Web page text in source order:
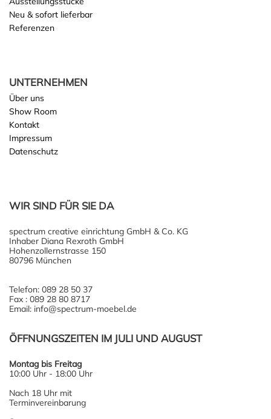
Neu & sofort lieferbar
Referenzen
UNTERNEHMEN
Über uns
Show Room
Kontakt
Impressum
Datenschutz
WIR SIND FÜR SIE DA
spectrum creative einrichtung GmbH & Co. KG
Inhaber Diana Rexroth GmbH
Hohenzollernstrasse 150
80796 München
Telefon: 089 28 50 37
Fax : 089 28 80 8717
Email: info@spectrum-moebel.de
ÖFFNUNGSZEITEN IM JULI UND AUGUST
Montag bis Freitag
10:00 Uhr - 18:00 Uhr
Nach 18 Uhr mit
Terminvereinbarung